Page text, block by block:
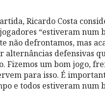
Ricardo Costa
“estiveram num
não defrontamos, mas
alternâncias defensivas
Fizemos um bom jogo,
para isso. É
e todos estiveram